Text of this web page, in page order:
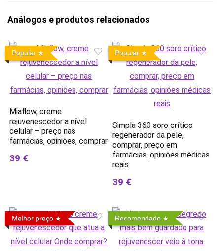
Análogos e produtos relacionados
Popular
Miaflow, creme
rejuvenescedor a nível
celular – preço nas
farmácias, opiniões, comprar
39 €
Popular
Simpla 360 soro crítico
regenerador da pele,
comprar, preço em
farmácias, opiniões médicas
reais
39 €
Melhor preço Recomendado